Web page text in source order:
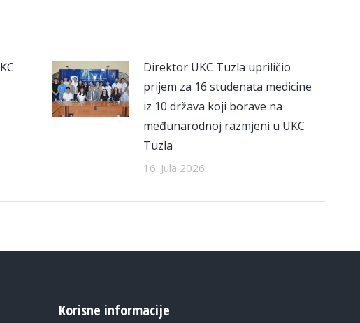
Direktor UKC Tuzla upriličio
prijem za 16 studenata medicine
iz 10 država koji borave na
međunarodnoj razmjeni u UKC
Tuzla
16. Jula 2026.
Korisne informacije